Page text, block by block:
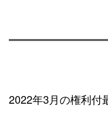
2022年3月の権利付